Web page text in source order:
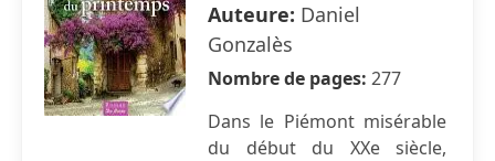
Auteure: Daniel
Gonzalès
Nombre de pages: 277
Dans le Piémont misérable
du début du XXe siècle,